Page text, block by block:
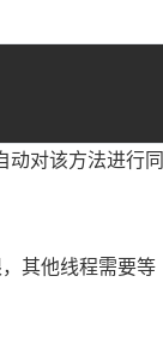
动对该方法进行同
其他线程需要等